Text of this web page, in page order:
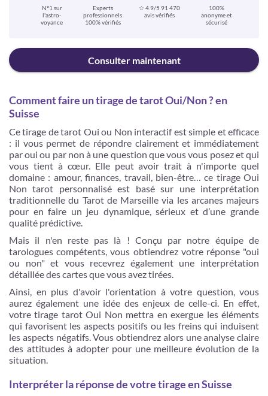
N°1 sur
l'astro-
voyance
Experts
professionnels
100% vérifiés
☆ 4.9/5 91 470
avis vérifiés
100%
anonyme et
sécurisé
Consulter maintenant
Comment faire un tirage de tarot Oui/Non ? en
Suisse
Ce tirage de tarot Oui ou Non interactif est simple et efficace
: il vous permet de répondre clairement et immédiatement
par oui ou par non à une question que vous vous posez et qui
vous tient à cœur. Elle peut avoir trait à n'importe quel
domaine : amour, finances, travail, bien-être… ce tirage Oui
Non tarot personnalisé est basé sur une interprétation
traditionnelle du Tarot de Marseille via les arcanes majeurs
pour en faire un jeu dynamique, sérieux et d’une grande
qualité prédictive.
Mais il n'en reste pas là ! Conçu par notre équipe de
tarologues compétents, vous obtiendrez votre réponse "oui
ou non" et vous recevrez également une interprétation
détaillée des cartes que vous avez tirées.
Ainsi, en plus d'avoir l'orientation à votre question, vous
aurez également une idée des enjeux de celle-ci. En effet,
votre tirage tarot Oui Non mettra en exergue les éléments
qui favorisent les aspects positifs ou les freins qui induisent
les aspects négatifs. Vous obtiendrez alors une analyse claire
des attitudes à adopter pour une meilleure évolution de la
situation.
Interpréter la réponse de votre tirage en Suisse